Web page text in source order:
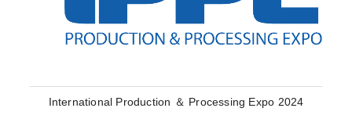
International Production ＆ Processing Expo 2024